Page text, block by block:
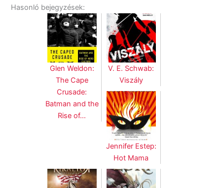
Hasonló bejegyzések:
Glen Weldon:
The Cape
Crusade:
Batman and the
Rise of…
V. E. Schwab:
Viszály
Jennifer Estep:
Hot Mama